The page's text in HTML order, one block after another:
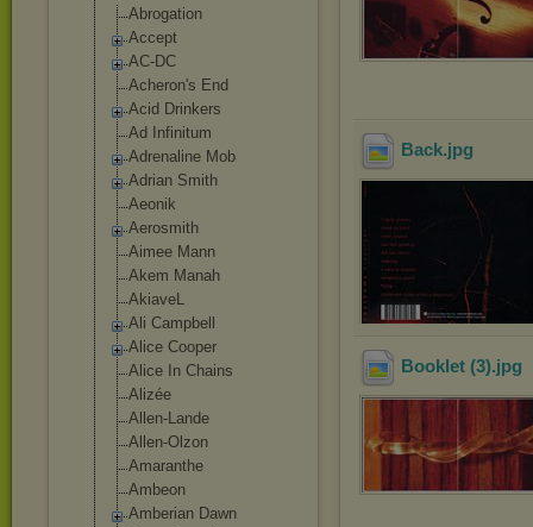
Abrogation
Accept
AC-DC
Acheron's End
Acid Drinkers
Ad Infinitum
Adrenaline Mob
Adrian Smith
Aeonik
Aerosmith
Aimee Mann
Akem Manah
AkiaveL
Ali Campbell
Alice Cooper
Alice In Chains
Alizée
Allen-Lande
Allen-Olzon
Amaranthe
Ambeon
Amberian Dawn
Back.jpg
Booklet (3).jpg